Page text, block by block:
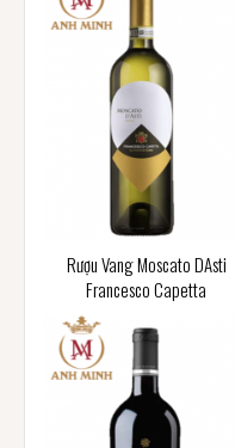
Rượu Vang Moscato DAsti
Francesco Capetta